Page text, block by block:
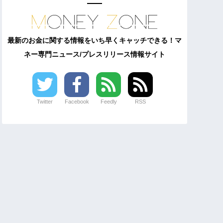
最新のお金に関する情報をいち早くキャッチできる！マ
ネー専門ニュース/プレスリリース情報サイト
Twitter Facebook Feedly RSS